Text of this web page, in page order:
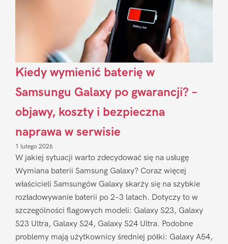
Kiedy wymienić baterię w
Samsungu Galaxy po gwarancji? –
objawy, koszty i bezpieczna
naprawa w serwisie
1 lutego 2026
W jakiej sytuacji warto zdecydować się na usługę
Wymiana baterii Samsung Galaxy? Coraz więcej
właścicieli Samsungów Galaxy skarży się na szybkie
rozładowywanie baterii po 2–3 latach. Dotyczy to w
szczególności flagowych modeli: Galaxy S23, Galaxy
S23 Ultra, Galaxy S24, Galaxy S24 Ultra. Podobne
problemy mają użytkownicy średniej półki: Galaxy A54,